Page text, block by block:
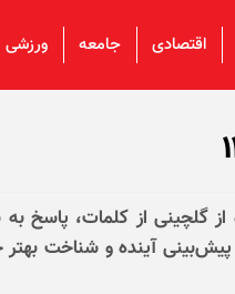
اقتصادی جامعه ورزشی
گلچینی از کلمات، پاسخ
آینده و شناخت بهتر